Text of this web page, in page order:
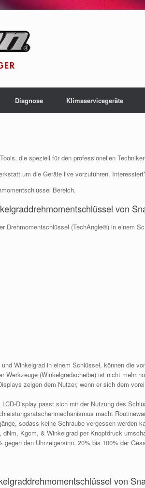
Diagnose Klimaservicegeräte
die speziell für den professionellen
um die Geräte live vorzuführen.
Bereich.
von
Drehmomentschlüssel (TechAngle®) in einem
Winkelgrad in einem Schlüssel, können die
Werkzeuge (Winkelgradscheibe) ist nicht mehr
zeigen dem Nutzer, wenn er sich dem
Display passt sich mit der Nutzung des
macht
sodass keine Schraube vergessen werden
Kgcm, & Winkelgrad per Knopfdruck
den Uhrzeigersinn, 20% bis 100% der
von